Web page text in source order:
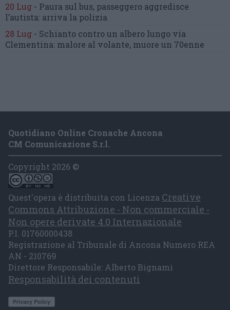
20 Lug - Paura sul bus, passeggero aggredisce
l’autista: arriva la polizia
28 Lug - Schianto contro un albero lungo via
Clementina: malore al volante, muore un 70enne
Quotidiano Online Cronache Ancona
CM Comunicazione S.r.l.
Copyright 2026 ©
Quest'opera è distribuita con Licenza Creative
Commons Attribuzione - Non commerciale -
Non opere derivate 4.0 Internazionale
P.I. 01760000438
Registrazione al Tribunale di Ancona Numero REA
AN - 210769
Direttore Responsabile: Alberto Bignami
Responsabilità dei contenuti